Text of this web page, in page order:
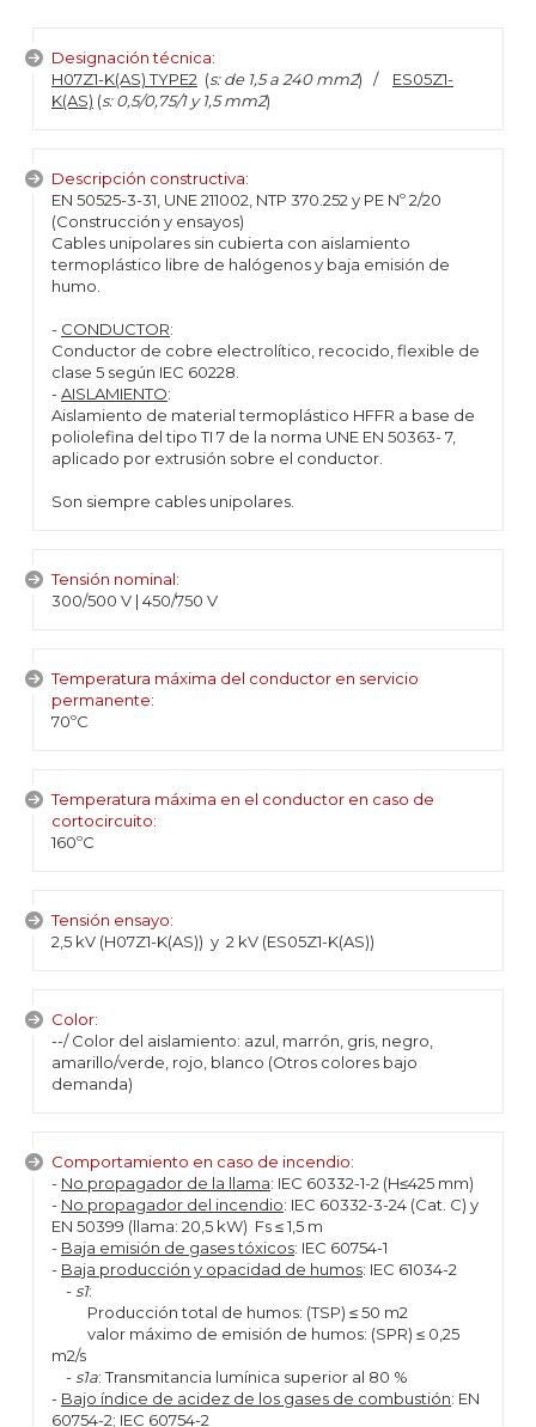
Designación técnica:
H07Z1-K(AS) TYPE2 (s: de 1,5 a 240 mm2) / ES05Z1-
K(AS) (s: 0,5/0,75/1 y 1,5 mm2)
Descripción constructiva:
EN 50525-3-31, UNE 211002, NTP 370.252 y PE Nº 2/20
(Construcción y ensayos)
Cables unipolares sin cubierta con aislamiento
termoplástico libre de halógenos y baja emisión de
humo.
- CONDUCTOR:
Conductor de cobre electrolítico, recocido, flexible de
clase 5 según IEC 60228.
-AISLAMIENTO:
Aislamiento de material termoplástico HFFR a base de
poliolefina del tipo TI 7 de la norma UNE EN 50363- 7,
aplicado por extrusión sobre el conductor.
Son siempre cables unipolares.
Tensión nominal:
300/500 V | 450/750 V
Temperatura máxima del conductor en servicio
permanente:
70ºC
Temperatura máxima en el conductor en caso de
cortocircuito:
160ºC
Tensión ensayo:
2,5 kV (H07Z1-K(AS)) y 2 kV (ES05Z1-K(AS))
Color:
--/ Color del aislamiento: azul, marrón, gris, negro,
amarillo/verde, rojo, blanco (Otros colores bajo
demanda)
Comportamiento en caso de incendio:
- No propagador de la llama: IEC 60332-1-2 (H≤425 mm)
- No propagador del incendio: IEC 60332-3-24 (Cat. C) y
EN 50399 (llama: 20,5 kW) Fs ≤ 1,5 m
- Baja emisión de gases tóxicos: IEC 60754-1
- Baja producción y opacidad de humos: IEC 61034-2
- s1:
Producción total de humos: (TSP) ≤ 50 m2
valor máximo de emisión de humos: (SPR) ≤ 0,25
m2/s
- s1a: Transmitancia lumínica superior al 80 %
- Bajo índice de acidez de los gases de combustión: EN
60754-2; IEC 60754-2